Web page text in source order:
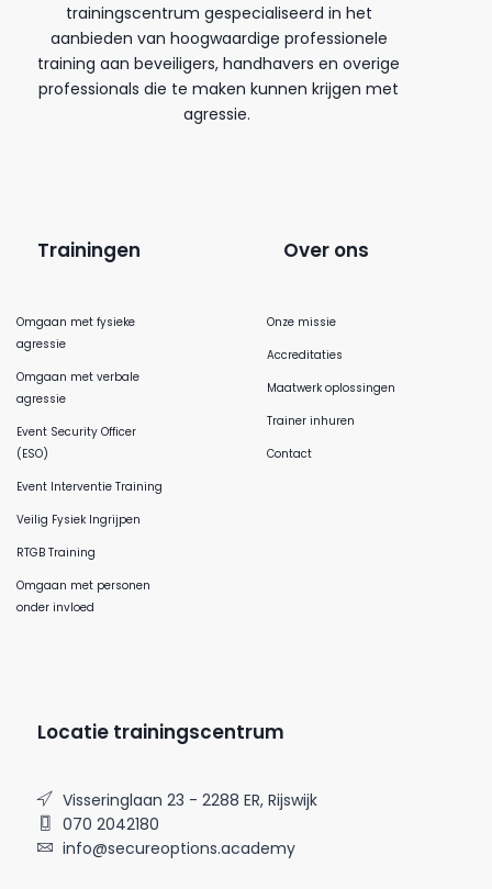
trainingscentrum gespecialiseerd in het
aanbieden van hoogwaardige professionele
training aan beveiligers, handhavers en overige
professionals die te maken kunnen krijgen met
agressie.
Trainingen
Omgaan met fysieke
agressie
Omgaan met verbale
agressie
Event Security Officer
(ESO)
Event Interventie Training
Veilig Fysiek Ingrijpen
RTGB Training
Omgaan met personen
onder invloed
Over ons
Onze missie
Accreditaties
Maatwerk oplossingen
Trainer inhuren
Contact
Locatie trainingscentrum
Visseringlaan 23 - 2288 ER, Rijswijk
070 2042180
info@secureoptions.academy